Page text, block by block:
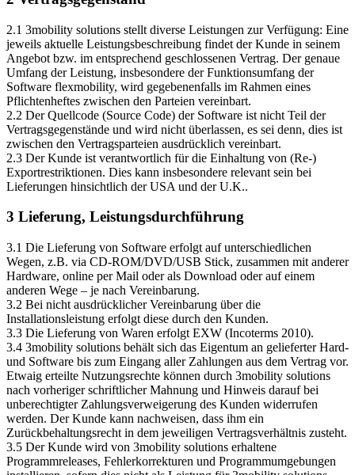
2.1 3mobility solutions stellt diverse Leistungen zur Verfügung: Eine
jeweils aktuelle Leistungsbeschreibung findet der Kunde in seinem
Angebot bzw. im entsprechend geschlossenen Vertrag. Der genaue
Umfang der Leistung, insbesondere der Funktionsumfang der
Software flexmobility, wird gegebenenfalls im Rahmen eines
Pflichtenheftes zwischen den Parteien vereinbart.
2.2 Der Quellcode (Source Code) der Software ist nicht Teil der
Vertragsgegenstände und wird nicht überlassen, es sei denn, dies ist
zwischen den Vertragsparteien ausdrücklich vereinbart.
2.3 Der Kunde ist verantwortlich für die Einhaltung von (Re-)
Exportrestriktionen. Dies kann insbesondere relevant sein bei
Lieferungen hinsichtlich der USA und der U.K..
3 Lieferung, Leistungsdurchführung
3.1 Die Lieferung von Software erfolgt auf unterschiedlichen
Wegen, z.B. via CD-ROM/DVD/USB Stick, zusammen mit anderer
Hardware, online per Mail oder als Download oder auf einem
anderen Wege – je nach Vereinbarung.
3.2 Bei nicht ausdrücklicher Vereinbarung über die
Installationsleistung erfolgt diese durch den Kunden.
3.3 Die Lieferung von Waren erfolgt EXW (Incoterms 2010).
3.4 3mobility solutions behält sich das Eigentum an gelieferter Hard-
und Software bis zum Eingang aller Zahlungen aus dem Vertrag vor.
Etwaig erteilte Nutzungsrechte können durch 3mobility solutions
nach vorheriger schriftlicher Mahnung und Hinweis darauf bei
unberechtigter Zahlungsverweigerung des Kunden widerrufen
werden. Der Kunde kann nachweisen, dass ihm ein
Zurückbehaltungsrecht in dem jeweiligen Vertragsverhältnis zusteht.
3.5 Der Kunde wird von 3mobility solutions erhaltene
Programmreleases, Fehlerkorrekturen und Programmumgebungen